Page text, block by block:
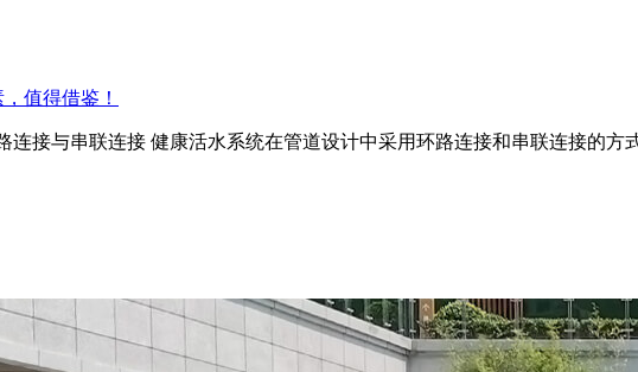
值得借鉴！
连接与串联连接 健康活水系统在管道设计中采用环路连接和串联连接的